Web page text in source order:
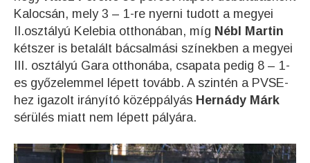
Kalocsán, mely 3 – 1-re nyerni tudott a megyei
II.osztályú Kelebia otthonában, míg Nébl Martin
kétszer is betalált bácsalmási színekben a megyei
III. osztályú Gara otthonába, csapata pedig 8 – 1-
es győzelemmel lépett tovább. A szintén a PVSE-
hez igazolt irányító középpályás Hernády Márk
sérülés miatt nem lépett pályára.